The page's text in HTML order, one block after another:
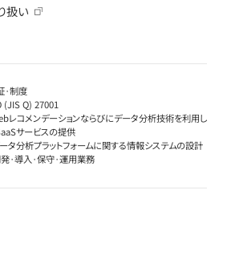
扱い
·制度
(JIS Q) 27001
レコメンデーションならびにデータ分析技術を利用し
サービスの提供
ータ分析プラットフォームに関する情報システムの設計
発·導入·保守·運用業務